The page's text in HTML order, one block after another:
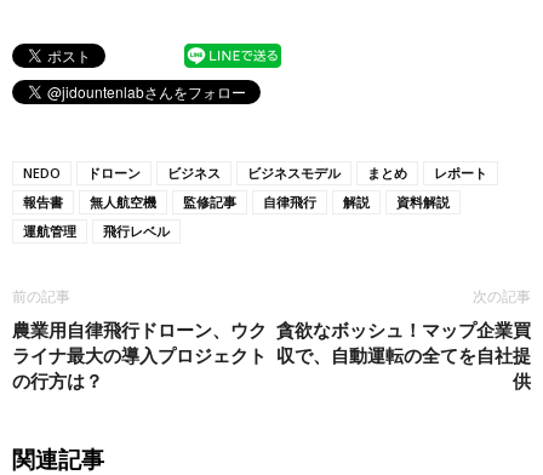
NEDO ドローン ビジネス ビジネスモデル まとめ
レポート
報告書
無人航空機 監修記事 自律飛行 解説
資料解説
運航管理
飛行レベル
前の記事
農業用自律飛行ドローン、ウク
ライナ最大の導入プロジェクト
の行方は？
次の記事
貪欲なボッシュ！マップ企業買
収で、自動運転の全てを自社提
供
関連記事